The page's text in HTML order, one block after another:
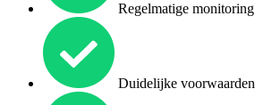
Regelmatige monitoring
Duidelijke voorwaarden